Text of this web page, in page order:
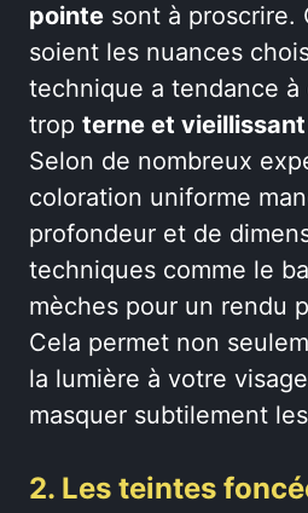
pointe sont à proscrire.
soient les nuances
technique a tendance
trop terne et vieillissant
Selon de nombreux
coloration uniforme
profondeur et de
techniques comme le
mèches pour un rendu
Cela permet non
la lumière à votre
masquer subtilement
2. Les teintes